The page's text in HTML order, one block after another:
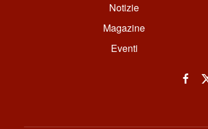
Notizie
Magazine
Eventi